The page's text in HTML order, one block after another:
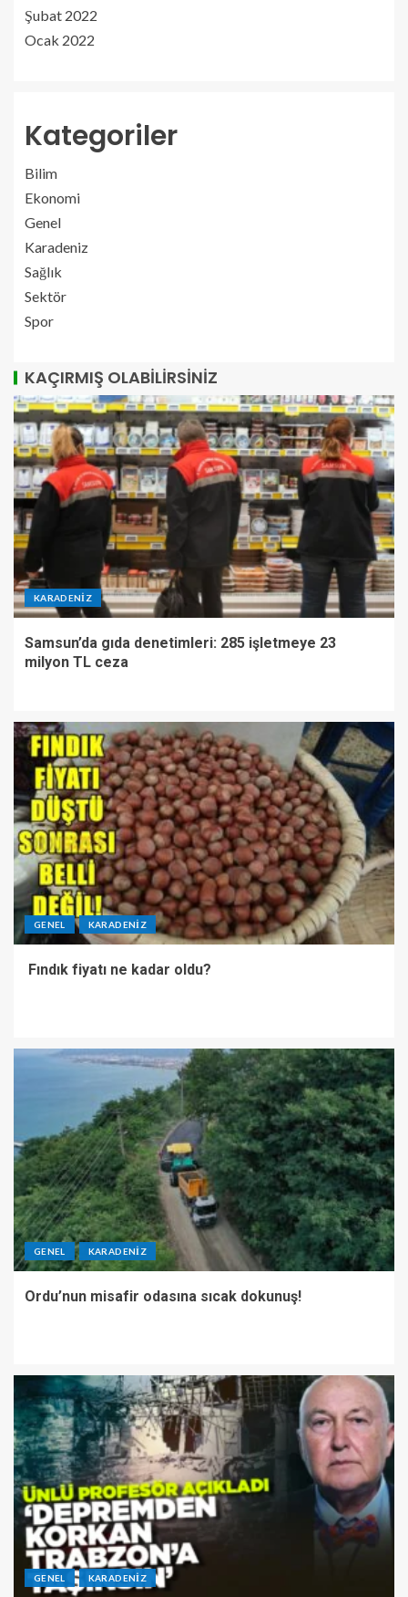
Şubat 2022
Ocak 2022
Kategoriler
Bilim
Ekonomi
Genel
Karadeniz
Sağlık
Sektör
Spor
KAÇIRMIŞ OLABILIRSINIZ
KARADENIZ
Samsun’da gıda denetimleri: 285 işletmeye 23
milyon TL ceza
GENEL KARADENIZ
Fındık fiyatı ne kadar oldu?
GENEL KARADENIZ
Ordu’nun misafir odasına sıcak dokunuş!
GENEL KARADENIZ